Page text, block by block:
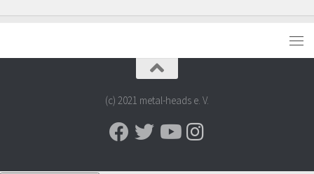
(c) 2021 metal-heads e. V.